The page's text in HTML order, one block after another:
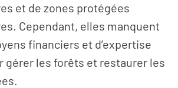
et de zones protégées
Cependant, elles manquent
financiers et d’expertise
gérer les forêts et restaurer les